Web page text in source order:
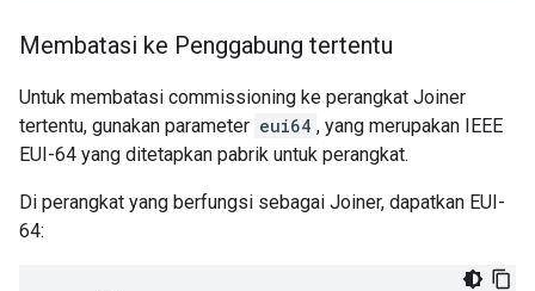
Membatasi ke Penggabung tertentu
Untuk membatasi commissioning ke perangkat Joiner
tertentu, gunakan parameter eui64 , yang merupakan IEEE
EUI-64 yang ditetapkan pabrik untuk perangkat.
Di perangkat yang berfungsi sebagai Joiner, dapatkan EUI-
64: